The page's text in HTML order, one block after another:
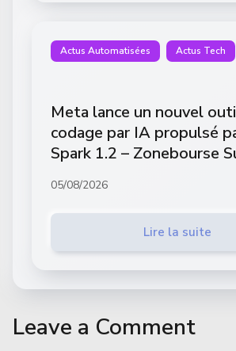
Actus Automatisées Actus Tech
Meta lance un nouvel
codage par IA propulsé
Spark 1.2 – Zonebourse
05/08/2026
Lire la suite
Leave a Comment